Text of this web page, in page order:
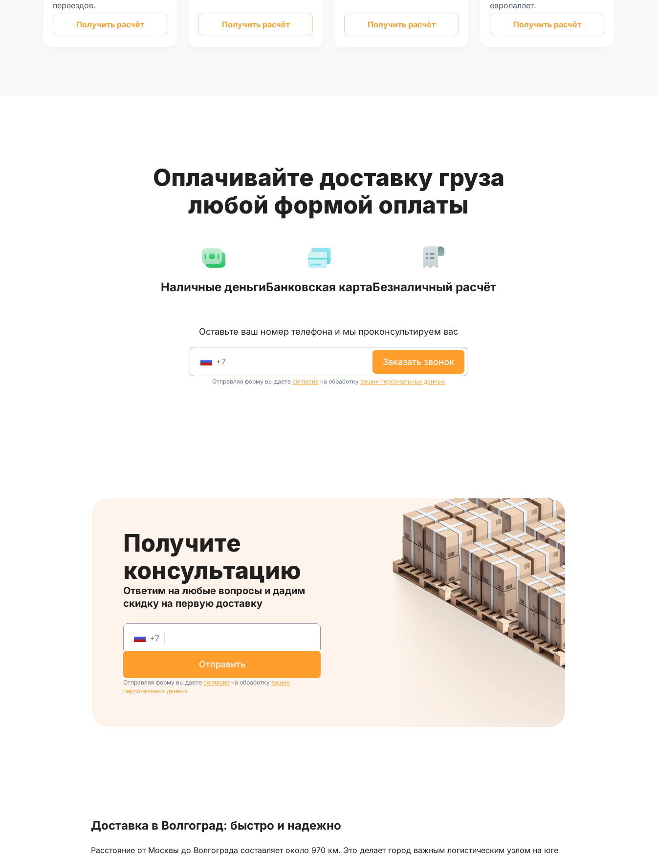
переездов.
Получить расчёт
Получить расчёт Получить расчёт
европаллет.
Получить расчёт
Оплачивайте доставку груза
любой формой оплаты
Наличные деньгиБанковская картаБезналичный расчёт
Оставьте ваш номер телефона и мы проконсультируем вас
+7 заказать звонок
Отправляя форму вы даете согласиена обработку ваших персональных данных
Получите
консультацию
Ответим на любые вопросы и дадим
скидку на первую доставку
+7
отправить
Отправляя форму вы даете согласие на обработку ваших
персональных данных
Доставка в Волгоград: быстро и надежно
Расстояние от Москвы до Волгограда составляет около 970 км. Это делает город важным логистическим узлом на юге